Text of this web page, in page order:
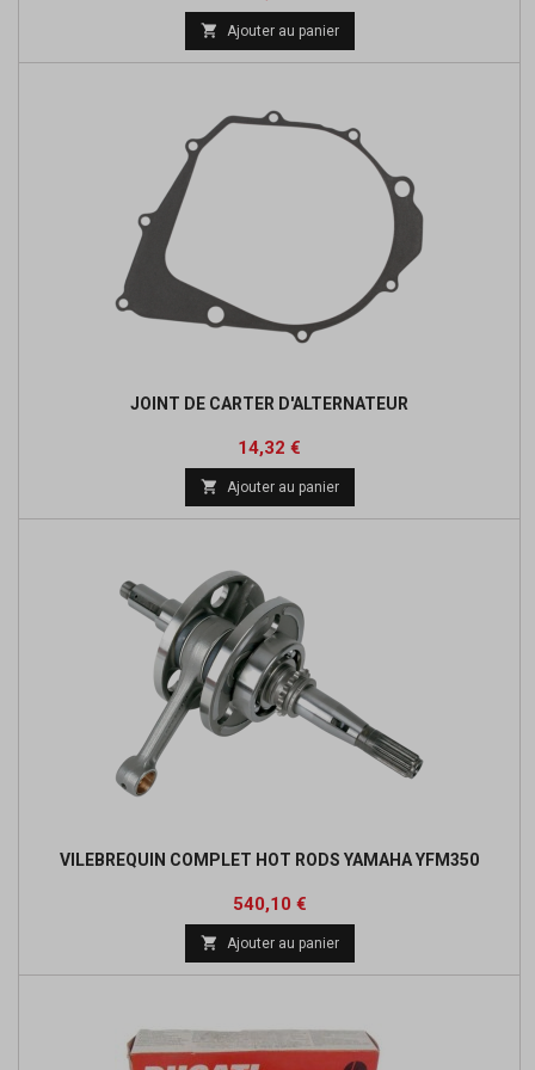
de
base
 Ajouter au panier
JOINT DE CARTER D'ALTERNATEUR
Prix
14,32 €
base
 Ajouter au panier
VILEBREQUIN COMPLET HOT RODS YAMAHA YFM350
Prix
540,10 €Prix
de
base
 Ajouter au panier